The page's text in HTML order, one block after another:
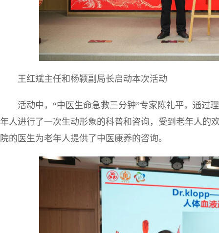
王红斌主任和杨颖副局长启动本次活动
活动中，“中医生命急救三分钟”专家陈礼平，通过
年人进行了一次生动形象的科普和咨询，受到老年人的
院的医生为老年人提供了中医康养的咨询。